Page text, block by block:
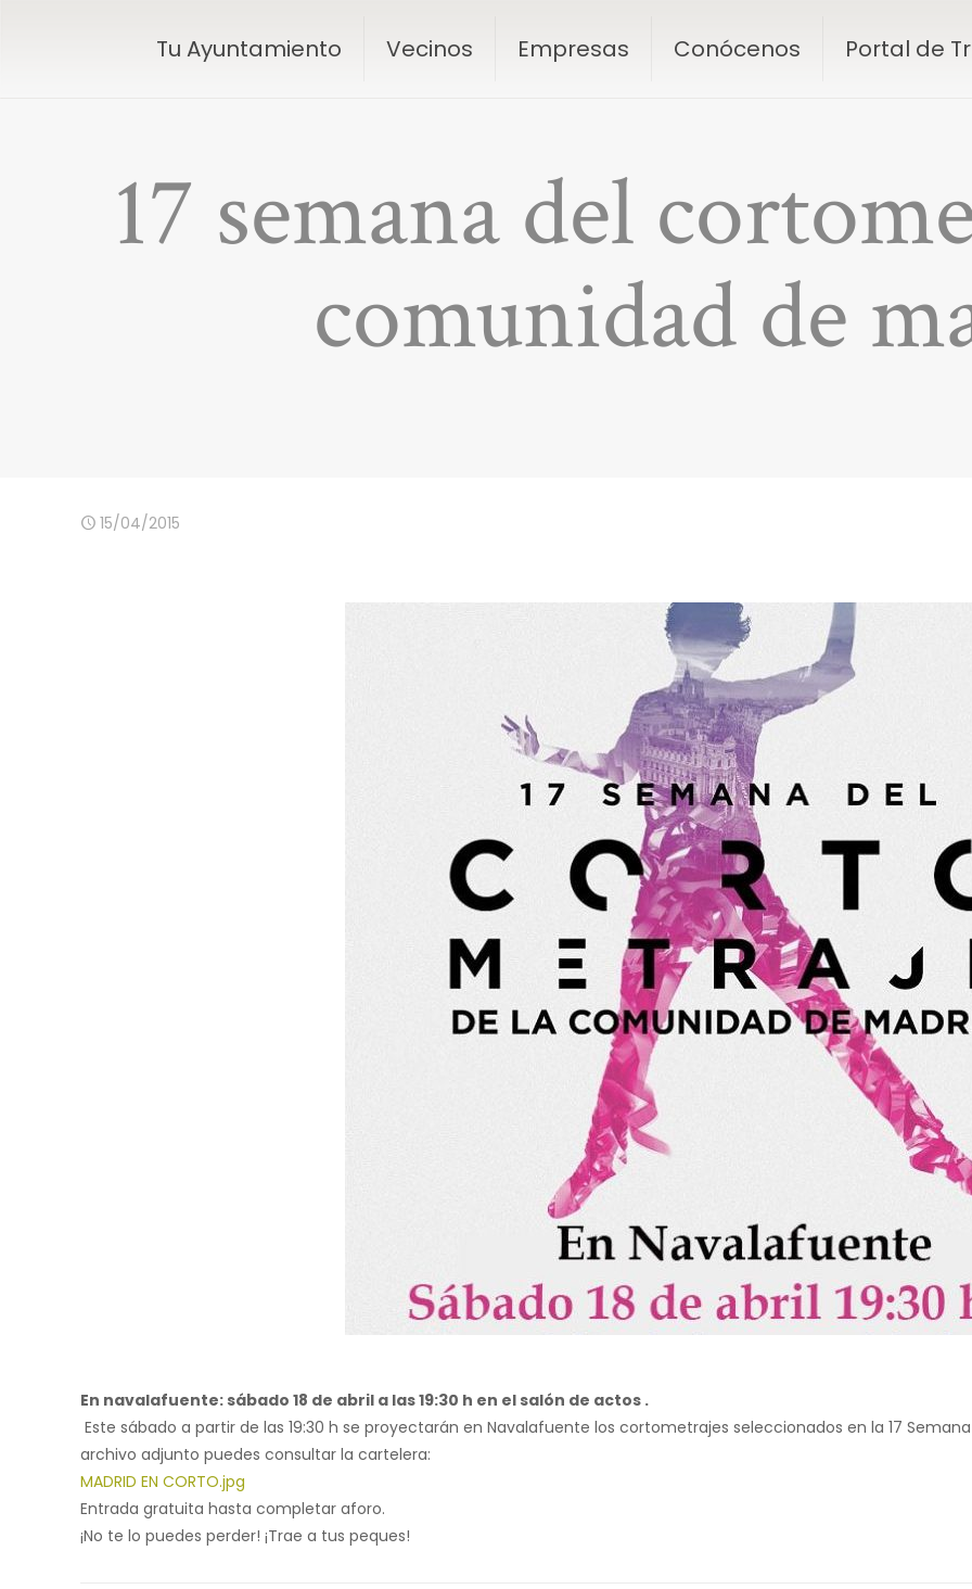
Tu Ayuntamiento Vecinos Empresas Conócenos Portal de
17 semana del
comunidad de
15/04/2015
En navalafuente: sábado 18 de abril a las 19:30 h en el salón de actos .
Este sábado a partir de las 19:30 h se proyectarán en Navalafuente los cortometrajes seleccionados en la 17
archivo adjunto puedes consultar la cartelera:
MADRID EN CORTO.jpg
Entrada gratuita hasta completar aforo.
¡No te lo puedes perder! ¡Trae a tus peques!